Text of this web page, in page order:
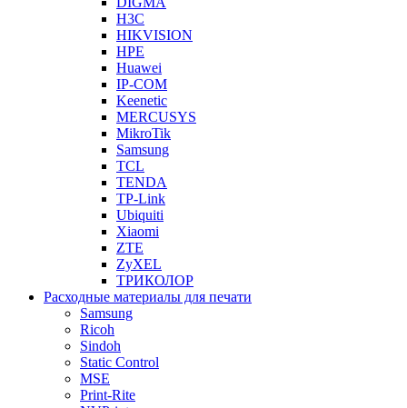
H3C
HIKVISION
HPE
Huawei
IP-COM
Keenetic
MERCUSYS
MikroTik
Samsung
TCL
TENDA
TP-Link
Ubiquiti
Xiaomi
ZTE
ZyXEL
ТРИКОЛОР
Расходные материалы для печати
Samsung
Ricoh
Sindoh
Static Control
MSE
Print-Rite